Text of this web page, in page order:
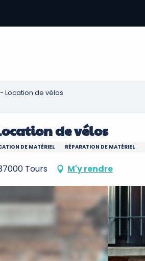
Location de vélos
de vélos
DE MATÉRIEL RÉPARATION DE MATÉRIEL
Tours M'y rendre